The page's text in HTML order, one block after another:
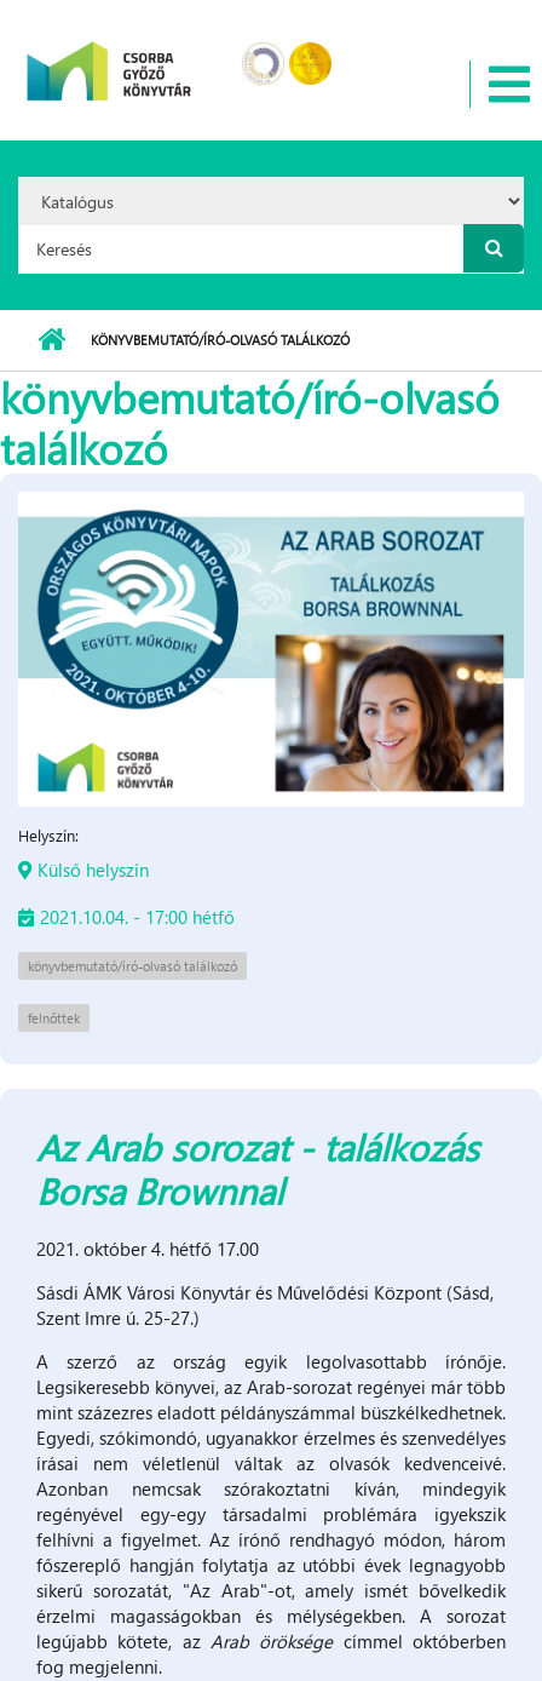
Option:
Keresés űrlap
KÖNYVBEMUTATÓ/ÍRÓ-OLVASÓ TALÁLKOZÓ
könyvbemutató/író-olvasó
találkozó
Helyszín:
Külső helyszín
2021.10.04. - 17:00 hétfő
könyvbemutató/író-olvasó találkozó
felnőttek
Az Arab sorozat - találkozás
Borsa Brownnal
2021. október 4. hétfő 17.00
Sásdi ÁMK Városi Könyvtár és Művelődési Központ (Sásd,
Szent Imre ú. 25-27.)
A szerző az ország egyik legolvasottabb írónője.
Legsikeresebb könyvei, az Arab-sorozat regényei már több
mint százezres eladott példányszámmal büszkélkedhetnek.
Egyedi, szókimondó, ugyanakkor érzelmes és szenvedélyes
írásai nem véletlenül váltak az olvasók kedvenceivé.
Azonban nemcsak szórakoztatni kíván, mindegyik
regényével egy-egy társadalmi problémára igyekszik
felhívni a figyelmet. Az írónő rendhagyó módon, három
főszereplő hangján folytatja az utóbbi évek legnagyobb
sikerű sorozatát, "Az Arab"-ot, amely ismét bővelkedik
érzelmi magasságokban és mélységekben. A sorozat
legújabb kötete, az Arab örökségecímmel októberben
fog megjelenni.